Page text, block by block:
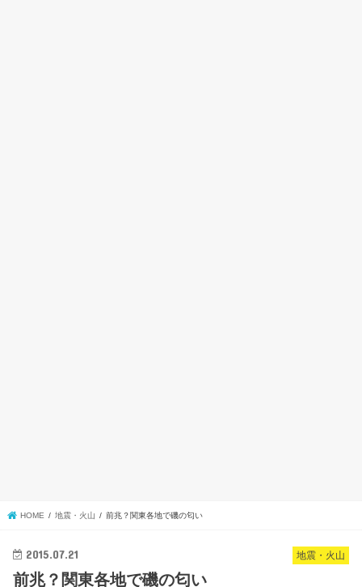
HOME 地震・火山 前兆？関東各地で磯の匂い
地震・火山
2015.07.21
前兆？関東各地で磯の匂い